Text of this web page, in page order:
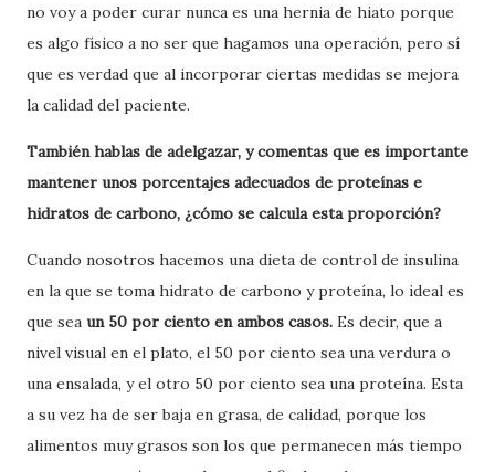
no voy a poder curar nunca es una hernia de hiato porque
es algo físico a no ser que hagamos una operación, pero sí
que es verdad que al incorporar ciertas medidas se mejora
la calidad del paciente.
También hablas de adelgazar, y comentas que es importante
mantener unos porcentajes adecuados de proteínas e
hidratos de carbono, ¿cómo se calcula esta proporción?
Cuando nosotros hacemos una dieta de control de insulina
en la que se toma hidrato de carbono y proteína, lo ideal es
que sea un 50 por ciento en ambos casos. Es decir, que a
nivel visual en el plato, el 50 por ciento sea una verdura o
una ensalada, y el otro 50 por ciento sea una proteína. Esta
a su vez ha de ser baja en grasa, de calidad, porque los
alimentos muy grasos son los que permanecen más tiempo